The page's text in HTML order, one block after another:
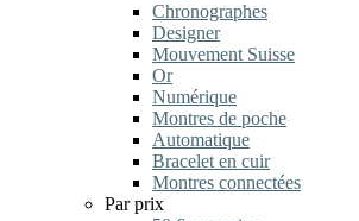
Chronographes
Designer
Mouvement Suisse
Or
Numérique
Montres de poche
Automatique
Bracelet en cuir
Montres connectées
Par prix